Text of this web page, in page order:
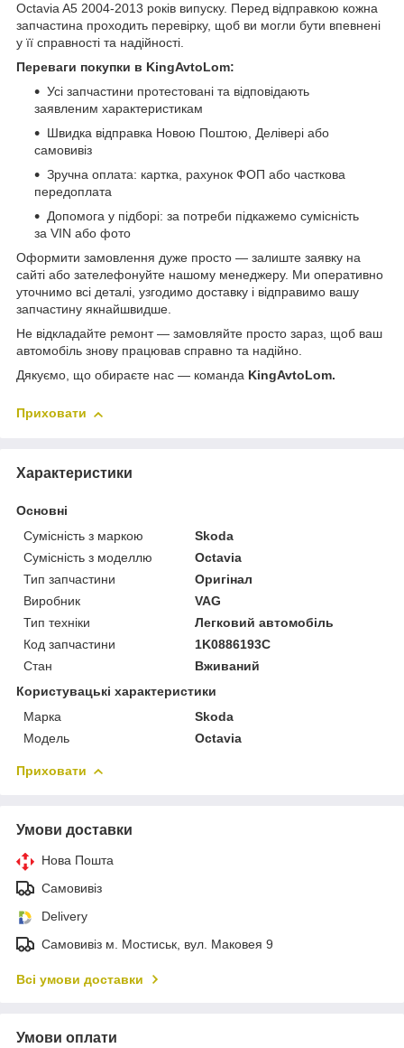
Octavia A5 2004-2013 років випуску. Перед відправкою кожна
запчастина проходить перевірку, щоб ви могли бути впевнені
у її справності та надійності.
Переваги покупки в KingAvtoLom:
Усі запчастини протестовані та відповідають
заявленим характеристикам
Швидка відправка Новою Поштою, Делівері або
самовивіз
Зручна оплата: картка, рахунок ФОП або часткова
передоплата
Допомога у підборі: за потреби підкажемо сумісність
за VIN або фото
Оформити замовлення дуже просто — залиште заявку на
сайті або зателефонуйте нашому менеджеру. Ми оперативно
уточнимо всі деталі, узгодимо доставку і відправимо вашу
запчастину якнайшвидше.
Не відкладайте ремонт — замовляйте просто зараз, щоб ваш
автомобіль знову працював справно та надійно.
Дякуємо, що обираєте нас — команда KingAvtoLom.
Приховати
Характеристики
Основні
Сумісність з маркою
Skoda
Сумісність з моделлю
Octavia
Тип запчастини
Оригінал
Виробник
VAG
Тип техніки
Легковий автомобіль
Код запчастини
1K0886193C
Стан
Вживаний
Користувацькі характеристики
Марка
Skoda
Модель
Octavia
Приховати
Умови доставки
Нова Пошта
Самовивіз
Delivery
Самовивіз м. Мостиськ, вул. Маковея 9
Всі умови доставки
Умови оплати